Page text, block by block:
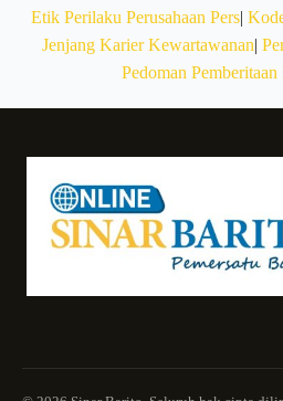
Etik Perilaku Perusahaan Pers|
Jenjang Karier Kewartawanan|
Pedoman